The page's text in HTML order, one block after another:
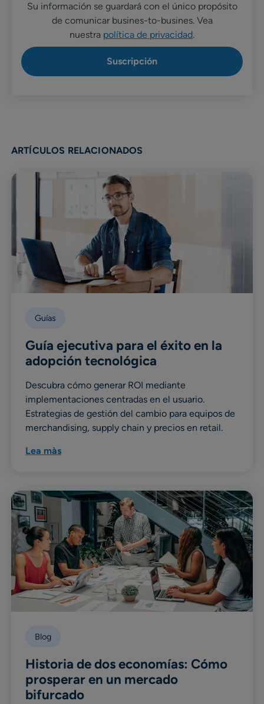
Su información se guardará con el único propósito
de comunicar busines-to-busines. Vea
nuestra política de privacidad.
ARTÍCULOS RELACIONADOS
Guías
Guía ejecutiva para el éxito en la
adopción tecnológica
Descubra cómo generar ROI mediante
implementaciones centradas en el usuario.
Estrategias de gestión del cambio para equipos de
merchandising, supply chain y precios en retail.
Lea màs
Blog
Historia de dos economías: Cómo
prosperar en un mercado
bifurcado